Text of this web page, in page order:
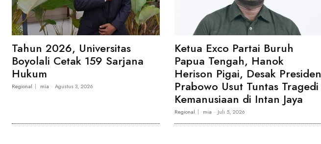
Tahun 2026, Universitas
Boyolali Cetak 159 Sarjana
Hukum
Regional mia - Agustus 3, 2026
Ketua Exco Partai Buruh
Papua Tengah, Hanok
Herison Pigai, Desak Presiden
Prabowo Usut Tuntas Tragedi
Kemanusiaan di Intan Jaya
Regional mia - Juli 5, 2026